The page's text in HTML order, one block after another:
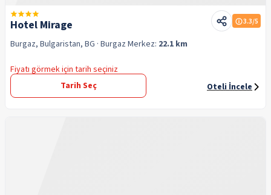
Hotel Mirage 3.3/5
Burgaz, Bulgaristan, BG · Burgaz Merkez: 22.1 km
Fiyatı görmek için tarih seçiniz
Tarih Seç
Oteli İncele